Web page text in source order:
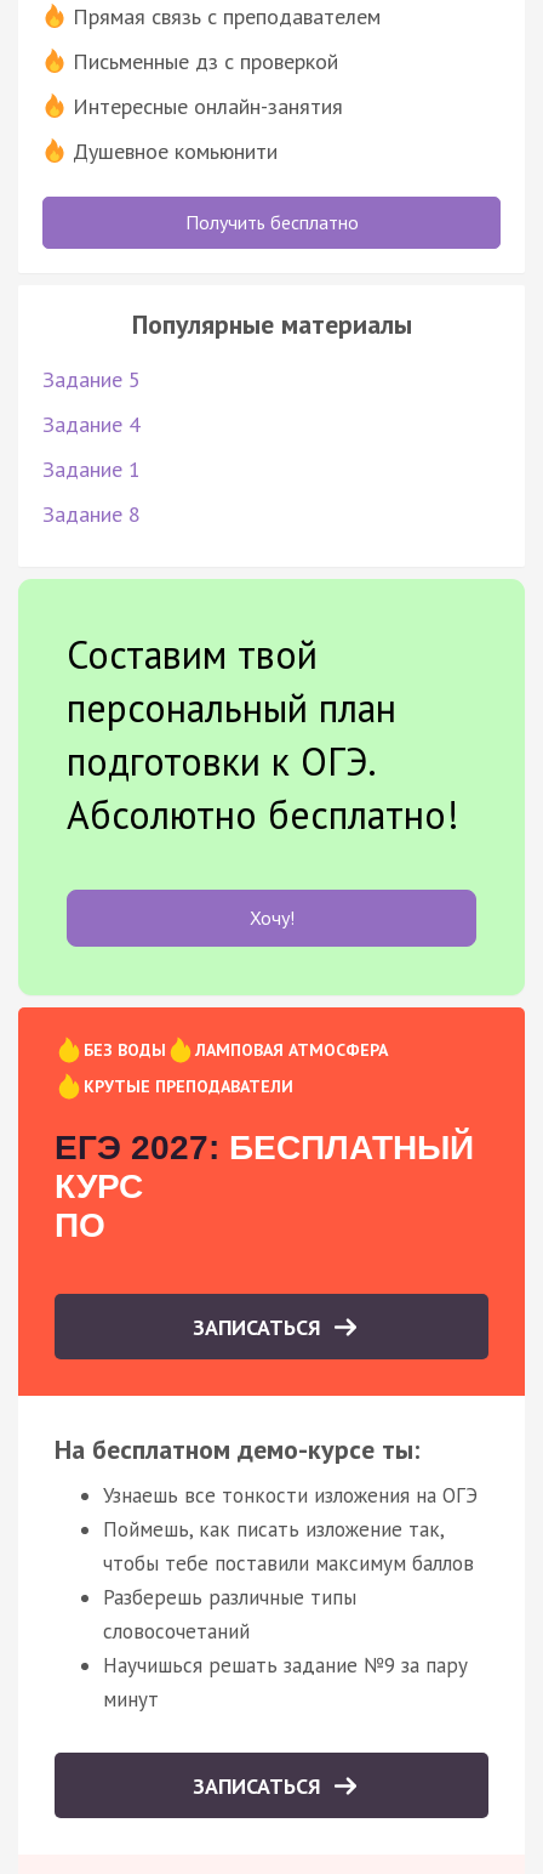
Прямая связь с преподавателем
Письменные дз с проверкой
Интересные онлайн-занятия
Душевное комьюнити
Получить бесплатно
Популярные материалы
Задание 5
Задание 4
Задание 1
Задание 8
Составим твой
персональный план
подготовки к ОГЭ.
Абсолютно бесплатно!
Хочу!
БЕЗ ВОДЫ
ЛАМПОВАЯ АТМОСФЕРА
КРУТЫЕ ПРЕПОДАВАТЕЛИ
ЕГЭ 2027: БЕСПЛАТНЫЙ
КУРС
ПО
ЗАПИСАТЬСЯ
На бесплатном демо-курсе ты:
Узнаешь все тонкости изложения на ОГЭ
Поймешь, как писать изложение так,
чтобы тебе поставили максимум баллов
Разберешь различные типы
словосочетаний
Научишься решать задание №9 за пару
минут
ЗАПИСАТЬСЯ